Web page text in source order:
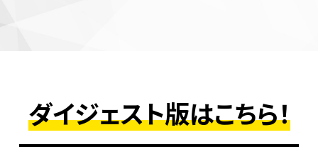
ダイジェスト版はこちら！